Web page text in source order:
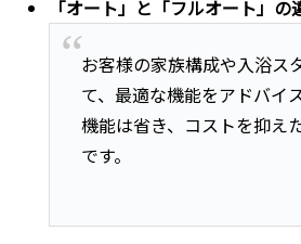
「オート」と「フルオート」
お客様の家族構成や入浴ス
て、最適な機能をアドバイ
機能は省き、コストを抑え
です。